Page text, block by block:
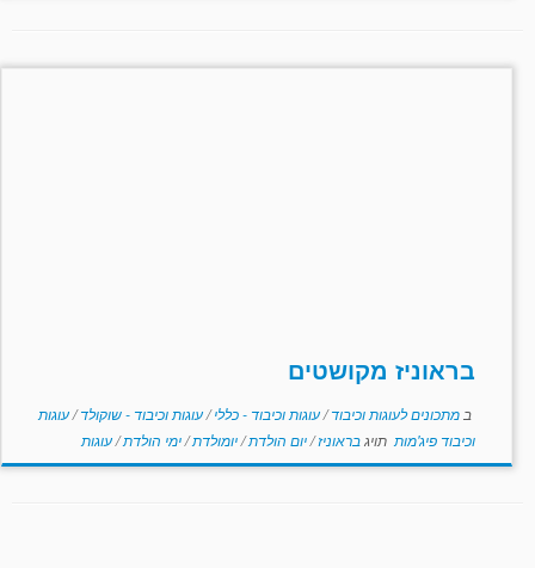
בראוניז מקושטים
ב מתכונים לעוגות וכיבוד/עוגות וכיבוד - כללי/עוגות וכיבוד - שוקולד/עוגות
וכיבוד פיג'מות תויגבראוניז/יום הולדת/יומולדת/ימי הולדת/עוגות